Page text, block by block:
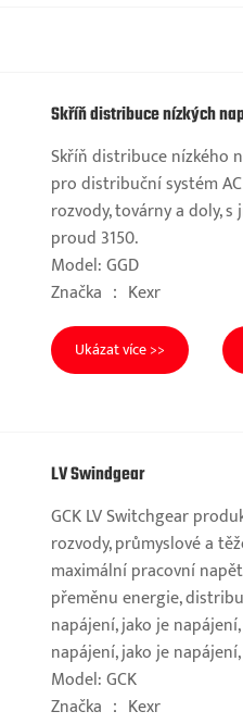
Skříň distribuce nízkých
Skříň distribuce nízkého
pro distribuční systém
rozvody, továrny a doly,
proud 3150.
Model: GGD
Značka ： Kexr
Ukázat více >>
LV Swindgear
GCK LV Switchgear
rozvody, průmyslové a
maximální pracovní
přeměnu energie,
napájení, jako je
napájení, jako je
Model: GCK
Značka ： Kexr